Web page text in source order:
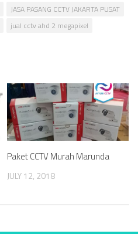
JASA PASANG CCTV JAKARTA PUSAT
jual cctv ahd 2 megapixel
Paket CCTV Murah Marunda
JULY 12, 2018